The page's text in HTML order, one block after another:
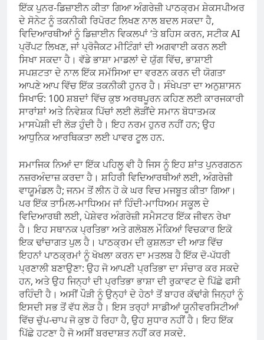
ਇੱਕ ਪੁਨਰ-ਡਿਜ਼ਾਈਨ ਕੀਤਾ ਗਿਆ ਅੰਗਰੇਜ਼ੀ ਪਾਠਕ੍ਰਮ ਸ਼ੇਕਸਪੀਅਰ
ਦੇ ਸੋਨੇਟ ਨੂੰ ਤਕਨੀਕੀ ਰਿਪੋਰਟ ਲਿਖਣ ਨਾਲ ਬਦਲ ਸਕਦਾ ਹੈ,
ਵਿਦਿਆਰਥੀਆਂ ਨੂੰ ਡਿਜ਼ਾਈਨ ਵਿਕਲਪਾਂ ‘ਤੇ ਬਹਿਸ ਕਰਨ, ਸਟੀਕ AI
ਪ੍ਰੋਂਪਟ ਲਿਖਣ, ਜਾਂ ਪ੍ਰੋਜੈਕਟ ਮੀਟਿੰਗਾਂ ਦੀ ਅਗਵਾਈ ਕਰਨ ਲਈ
ਸਿਖਾ ਸਕਦਾ ਹੈ। ਵੱਡੇ ਭਾਸ਼ਾ ਮਾਡਲਾਂ ਦੇ ਯੁੱਗ ਵਿੱਚ, ਭਾਸ਼ਾਈ
ਸਪਸ਼ਟਤਾ ਦੇ ਨਾਲ ਇੱਕ ਸਮੱਸਿਆ ਦਾ ਵਰਣਨ ਕਰਨ ਦੀ ਯੋਗਤਾ
ਆਪਣੇ ਆਪ ਵਿੱਚ ਇੱਕ ਤਕਨੀਕੀ ਹੁਨਰ ਹੈ। ਸੰਖੇਪਤਾ ਦਾ ਅਨੁਸ਼ਾਸਨ
ਸਿਖਾਓ: 100 ਸ਼ਬਦਾਂ ਵਿੱਚ ਕੁਝ ਅਰਥਪੂਰਨ ਕਹਿਣ ਲਈ ਕਾਰਜਕਾਰੀ
ਸਾਰਾਂਸ਼ਾਂ ਅਤੇ ਨਿਵੇਸ਼ਕ ਪਿੱਚਾਂ ਲਈ ਲੋੜੀਂਦੇ ਸਮਾਨ ਬੋਧਾਤਮਕ
ਮਾਸਪੇਸ਼ੀ ਦੀ ਲੋੜ ਹੁੰਦੀ ਹੈ। ਇਹ ਨਰਮ ਹੁਨਰ ਨਹੀਂ ਹਨ; ਉਹ
ਆਧੁਨਿਕ ਆਰਥਿਕਤਾ ਲਈ ਪਾਵਰ ਟੂਲ ਹਨ.
ਸਮਾਜਿਕ ਨਿਆਂ ਦਾ ਇੱਕ ਪਹਿਲੂ ਵੀ ਹੈ ਜਿਸ ਨੂੰ ਇਹ ਸ਼ਾਂਤ ਪੁਨਰਗਠਨ
ਨਜ਼ਰਅੰਦਾਜ਼ ਕਰਦਾ ਹੈ। ਸ਼ਹਿਰੀ ਵਿਦਿਆਰਥੀਆਂ ਲਈ, ਅੰਗਰੇਜ਼ੀ
ਵਾਯੂਮੰਡਲ ਹੈ; ਜਨਮ ਤੋਂ ਲੀਨ ਹੋ ਕੇ ਘਰ ਵਿਚ ਮਜਬੂਤ ਕੀਤਾ ਗਿਆ।
ਪਰ ਇੱਕ ਤਾਮਿਲ-ਮਾਧਿਅਮ ਜਾਂ ਹਿੰਦੀ-ਮਾਧਿਅਮ ਸਕੂਲ ਦੇ
ਵਿਦਿਆਰਥੀ ਲਈ, ਪੇਸ਼ੇਵਰ ਅੰਗਰੇਜ਼ੀ ਸਮੈਸਟਰ ਇੱਕ ਜੀਵਨ ਰੇਖਾ
ਹੈ। ਇਹ ਸਥਾਨਕ ਪ੍ਰਤਿਭਾ ਅਤੇ ਗਲੋਬਲ ਮੌਕਿਆਂ ਵਿਚਕਾਰ ਇਕੋ
ਇਕ ਢਾਂਚਾਗਤ ਪੁਲ ਹੈ। ਪਾਠਕ੍ਰਮ ਦੀ ਕੁਸ਼ਲਤਾ ਦੀ ਆੜ ਵਿੱਚ
ਇਹਨਾਂ ਪਾਠਕ੍ਰਮਾਂ ਨੂੰ ਖੋਖਲਾ ਕਰਨ ਦਾ ਮਤਲਬ ਹੈ ਇੱਕ ਦੋ-ਪੱਧਰੀ
ਪ੍ਰਣਾਲੀ ਬਣਾਉਣਾ: ਉਹ ਜੋ ਆਪਣੀ ਪ੍ਰਤਿਭਾ ਦਾ ਸੰਚਾਰ ਕਰ ਸਕਦੇ
ਹਨ, ਅਤੇ ਉਹ ਜਿਨ੍ਹਾਂ ਦੀ ਪ੍ਰਤਿਭਾ ਭਾਸ਼ਾ ਦੀ ਰੁਕਾਵਟ ਦੇ ਪਿੱਛੇ ਫਸੀ
ਰਹਿੰਦੀ ਹੈ। ਅਸੀਂ ਪੌੜੀ ਨੂੰ ਉਨ੍ਹਾਂ ਦੇ ਹੇਠਾਂ ਤੋਂ ਬਾਹਰ ਕੱਢਾਂਗੇ ਜਿਨ੍ਹਾਂ ਨੂੰ
ਇਸਦੀ ਸਭ ਤੋਂ ਵੱਧ ਲੋੜ ਹੈ। ਇਸ ਤਰ੍ਹਾਂ ਸਾਡੀਆਂ ਯੂਨੀਵਰਸਿਟੀਆਂ
ਵਿੱਚ ਚੁੱਪ-ਚਾਪ ਜੋ ਕੁਝ ਹੋ ਰਿਹਾ ਹੈ, ਉਹ ਸੁਧਾਰ ਨਹੀਂ ਹੈ। ਇਹ ਇੱਕ
ਪਿੱਛੇ ਹਟਣਾ ਹੈ ਜੋ ਅਸੀਂ ਬਰਦਾਸ਼ਤ ਨਹੀਂ ਕਰ ਸਕਦੇ.